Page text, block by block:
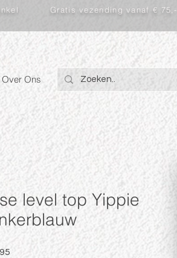
Gratis vezending vanaf € 75,-
Inloggen
Over Ons
level top Yippie